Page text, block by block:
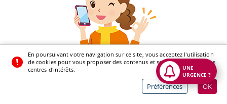
Vous cherchez un EHPAD ou une résidence
En poursuivant votre navigation sur ce site, vous acceptez l'utilisation
de cookies pour vous proposer des contenus et services adaptés à vos
centres d'intérêts.
Préférences OK
UNE
URGENCE ?